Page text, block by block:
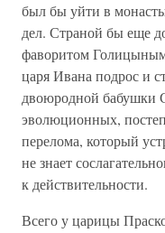
был бы уйти в
дел. Страной бы еще
фаворитом
царя Ивана подрос и
двоюродной бабушки
эволюционных,
перелома, который
не знает
к действительности.
Всего у царицы